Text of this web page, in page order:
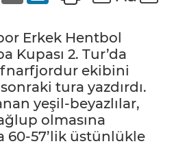
Erkek Hentbol
Kupası 2. Tur’da
ekibini
tura yazdırdı.
yeşil-beyazlılar,
olmasına
57’lik üstünlükle